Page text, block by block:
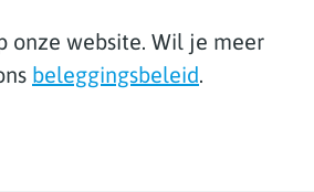
onze website. Wil je meer
beleggingsbeleid.